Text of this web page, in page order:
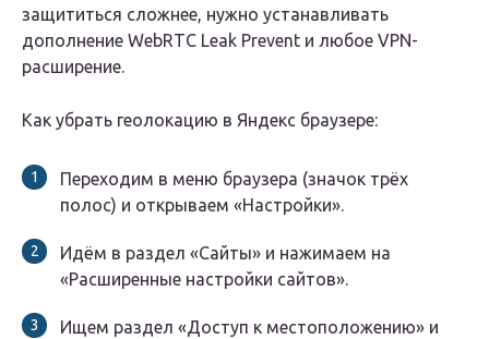
защититься сложнее, нужно устанавливать
дополнение WebRTC Leak Prevent и любое VPN-
расширение.
Как убрать геолокацию в Яндекс браузере:
Переходим в меню браузера (значок трёх
полос) и открываем «Настройки».
Идём в раздел «Сайты» и нажимаем на
«Расширенные настройки сайтов».
Ищем раздел «Доступ к местоположению» и